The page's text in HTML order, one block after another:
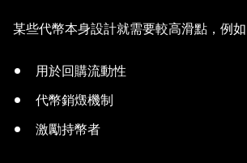
某些代幣本身設計就需要較高滑點，例如
用於回購流動性
代幣銷燬機制
激勵持幣者